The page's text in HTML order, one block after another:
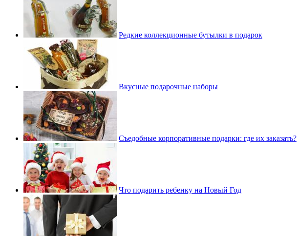
Редкие коллекционные бутылки в подарок
Вкусные подарочные наборы
Съедобные корпоративные подарки: где их заказать?
Что подарить ребенку на Новый Год